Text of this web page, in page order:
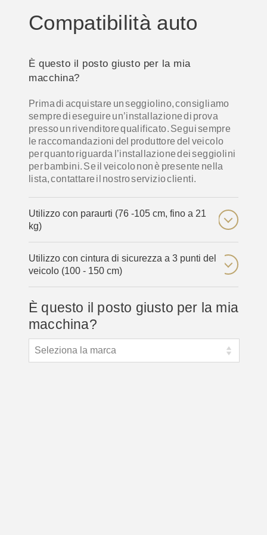
Compatibilità auto
È questo il posto giusto per la mia
macchina?
Prima di acquistare un seggiolino, consigliamo
sempre di eseguire un’installazione di prova
presso un rivenditore qualificato. Segui sempre
le raccomandazioni del produttore del veicolo
per quanto riguarda l’installazione dei seggiolini
per bambini. Se il veicolo non è presente nella
lista, contattare il nostro servizio clienti.
Utilizzo con paraurti (76 -105 cm, fino a 21
kg)
Utilizzo con cintura di sicurezza a 3 punti del
veicolo (100 - 150 cm)
È questo il posto giusto per la mia
macchina?